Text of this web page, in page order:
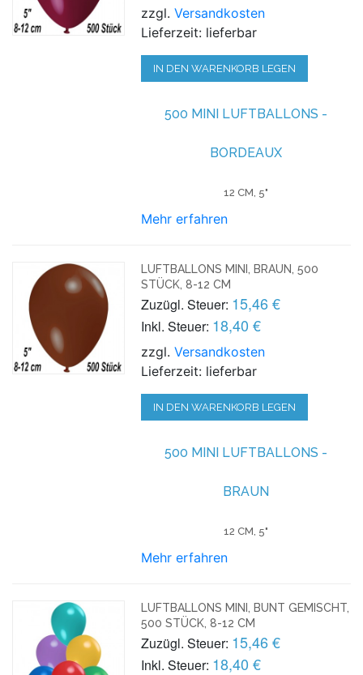
zzgl.Versandkosten
Lieferzeit: lieferbar
IN DEN WARENKORB LEGEN
500 MINI LUFTBALLONS -
BORDEAUX
12 CM, 5"
Mehr erfahren
LUFTBALLONS MINI, BRAUN, 500
STÜCK, 8-12 CM
Zuzügl. Steuer: 15,46 €
Inkl. Steuer: 18,40 €
zzgl.Versandkosten
Lieferzeit: lieferbar
IN DEN WARENKORB LEGEN
500 MINI LUFTBALLONS -
BRAUN
12 CM, 5"
Mehr erfahren
LUFTBALLONS MINI, BUNT GEMISCHT,
500 STÜCK, 8-12 CM
Zuzügl. Steuer: 15,46 €
Inkl. Steuer: 18,40 €